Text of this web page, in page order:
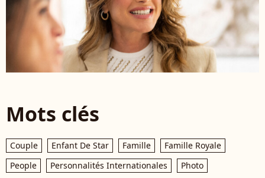
Mots clés
Couple Enfant De Star Famille
Famille Royale
People
Personnalités Internationales Photo